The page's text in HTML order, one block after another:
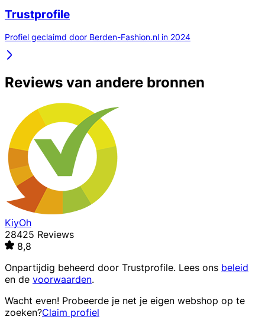
Trustprofile
Profiel geclaimd door Berden-Fashion.nl in 2024
Reviews van andere bronnen
KiyOh
28425 Reviews
8,8
Onpartijdig beheerd door Trustprofile. Lees ons beleid
en de voorwaarden.
Wacht even! Probeerde je net je eigen webshop op te
zoeken?Claim profiel